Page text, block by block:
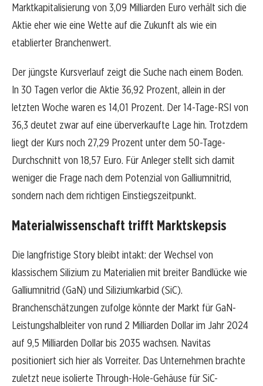
Marktkapitalisierung von 3,09 Milliarden Euro verhält sich die
Aktie eher wie eine Wette auf die Zukunft als wie ein
etablierter Branchenwert.
Der jüngste Kursverlauf zeigt die Suche nach einem Boden.
In 30 Tagen verlor die Aktie 36,92 Prozent, allein in der
letzten Woche waren es 14,01 Prozent. Der 14-Tage-RSI von
36,3 deutet zwar auf eine überverkaufte Lage hin. Trotzdem
liegt der Kurs noch 27,29 Prozent unter dem 50-Tage-
Durchschnitt von 18,57 Euro. Für Anleger stellt sich damit
weniger die Frage nach dem Potenzial von Galliumnitrid,
sondern nach dem richtigen Einstiegszeitpunkt.
Materialwissenschaft trifft Marktskepsis
Die langfristige Story bleibt intakt: der Wechsel von
klassischem Silizium zu Materialien mit breiter Bandlücke wie
Galliumnitrid (GaN) und Siliziumkarbid (SiC).
Branchenschätzungen zufolge könnte der Markt für GaN-
Leistungshalbleiter von rund 2 Milliarden Dollar im Jahr 2024
auf 9,5 Milliarden Dollar bis 2035 wachsen. Navitas
positioniert sich hier als Vorreiter. Das Unternehmen brachte
zuletzt neue isolierte Through-Hole-Gehäuse für SiC-